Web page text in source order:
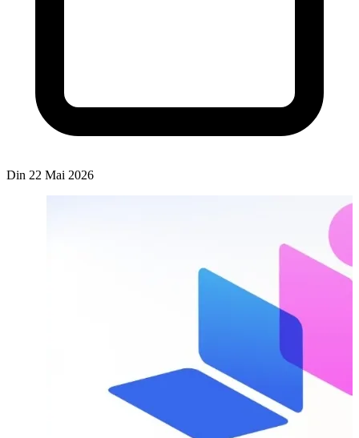
Din 22 Mai 2026